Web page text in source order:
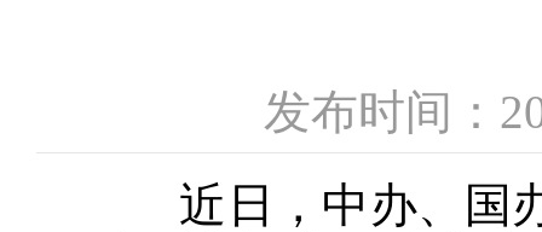
发布时间：
近日，中办、国办